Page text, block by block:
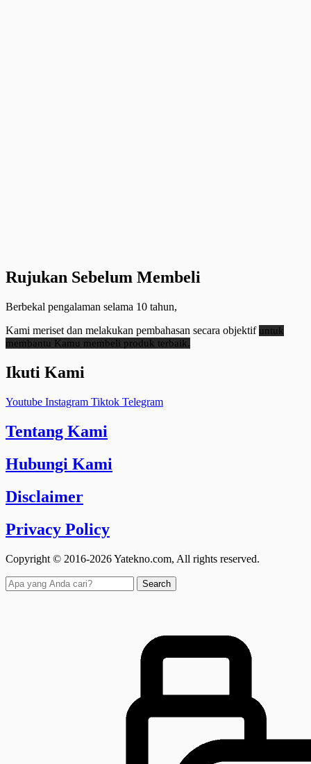
Rujukan Sebelum Membeli
Berbekal pengalaman selama 10 tahun,
Kami meriset dan melakukan pembahasan secara objektif untuk
membantu Kamu membeli produk terbaik.
Ikuti Kami
Youtube Instagram Tiktok Telegram
Tentang Kami
Hubungi Kami
Disclaimer
Privacy Policy
Copyright © 2016-2026 Yatekno.com, All rights reserved.
Search